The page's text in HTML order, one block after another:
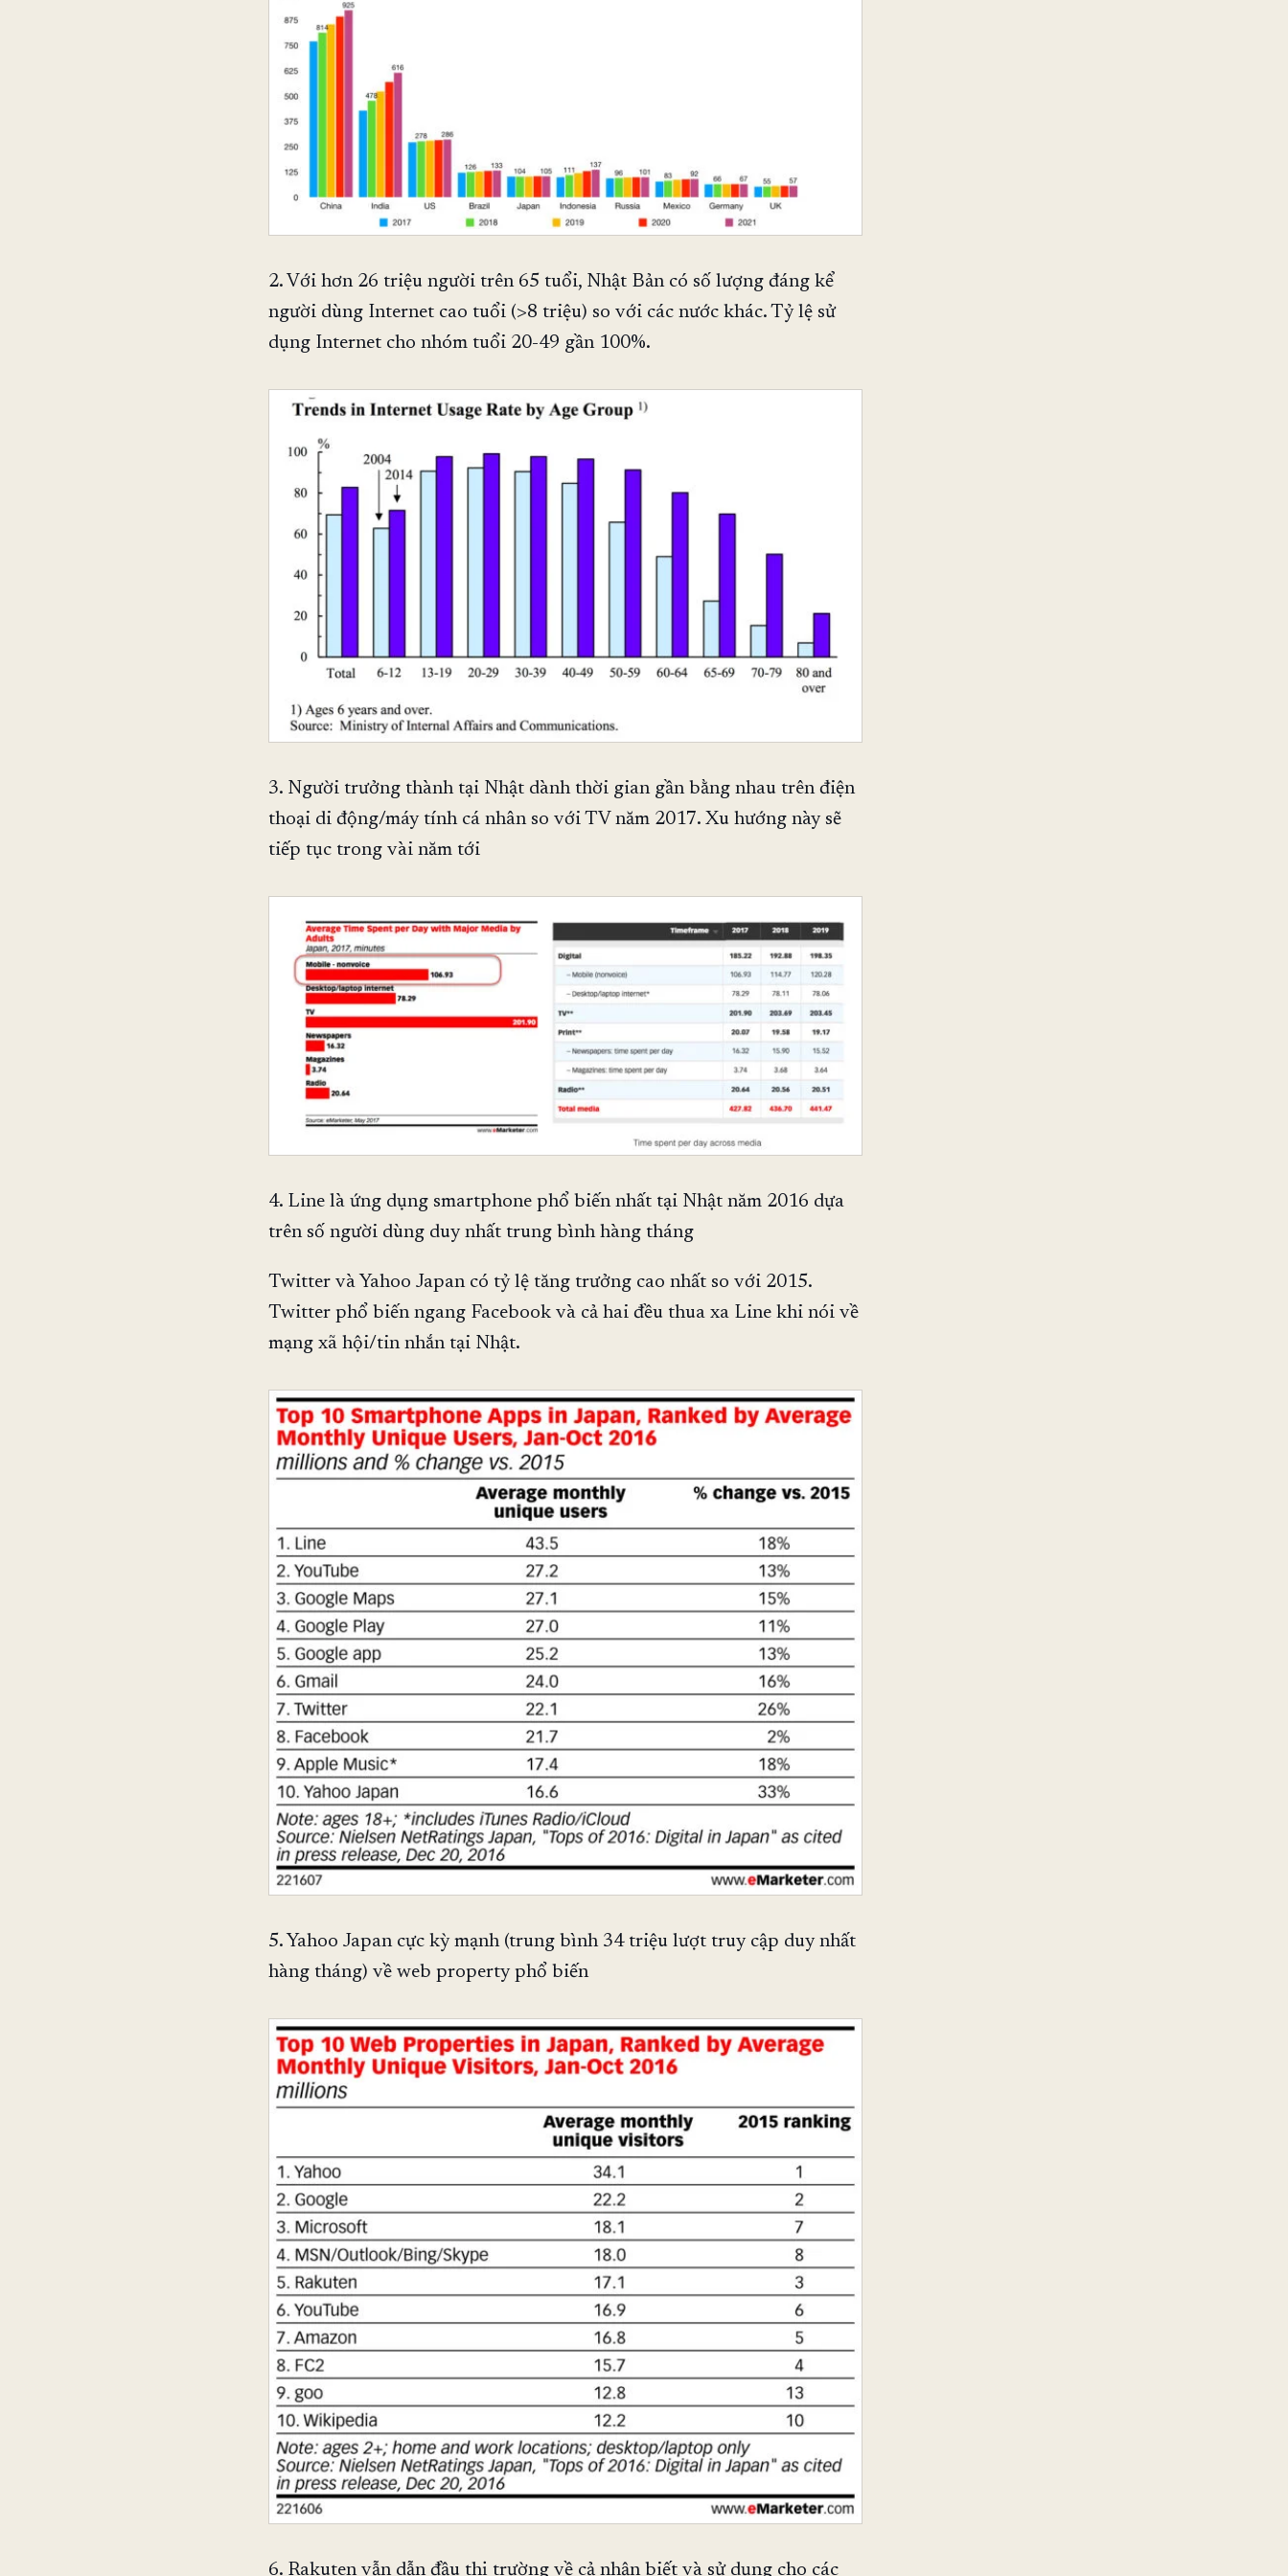
2. Với hơn 26 triệu người trên 65 tuổi, Nhật Bản có số lượng đáng kể
người dùng Internet cao tuổi (>8 triệu) so với các nước khác. Tỷ lệ sử
dụng Internet cho nhóm tuổi 20-49 gần 100%.
3. Người trưởng thành tại Nhật dành thời gian gần bằng nhau trên điện
thoại di động/máy tính cá nhân so với TV năm 2017. Xu hướng này sẽ
tiếp tục trong vài năm tới
4. Line là ứng dụng smartphone phổ biến nhất tại Nhật năm 2016 dựa
trên số người dùng duy nhất trung bình hàng tháng
Twitter và Yahoo Japan có tỷ lệ tăng trưởng cao nhất so với 2015.
Twitter phổ biến ngang Facebook và cả hai đều thua xa Line khi nói về
mạng xã hội/tin nhắn tại Nhật.
5. Yahoo Japan cực kỳ mạnh (trung bình 34 triệu lượt truy cập duy nhất
hàng tháng) về web property phổ biến
6. Rakuten vẫn dẫn đầu thị trường về cả nhận biết và sử dụng cho các